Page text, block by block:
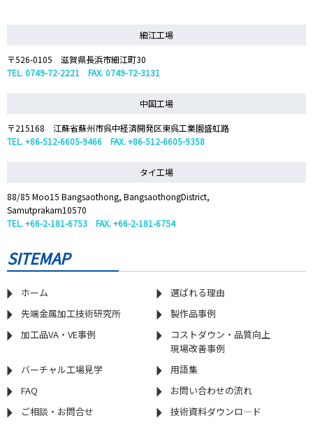
細江工場
〒526-0105 滋賀県長浜市細江町30
TEL. 0749-72-2221 FAX. 0749-72-3131
中国工場
〒215168 江蘇省蘇州市呉中経済開発区東呉工業園盛虹路
TEL. +86-512-6605-9466 FAX. +86-512-6605-9358
タイ工場
88/85 Moo15 Bangsaothong, BangsaothongDistrict,
Samutprakarn10570
TEL. +66-2-181-6753 FAX. +66-2-181-6754
SITEMAP
ホーム
選ばれる理由
先端金属加工技術研究所
製作品事例
加工品VA・VE事例
コストダウン・品質向上
現場改善事例
バーチャル工場見学
用語集
FAQ
お問い合わせの流れ
ご相談・お問合せ
技術資料ダウンロ―ド